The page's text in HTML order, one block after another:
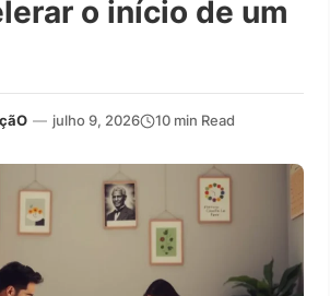
o início de um
— julho 9, 2026 10 min Read